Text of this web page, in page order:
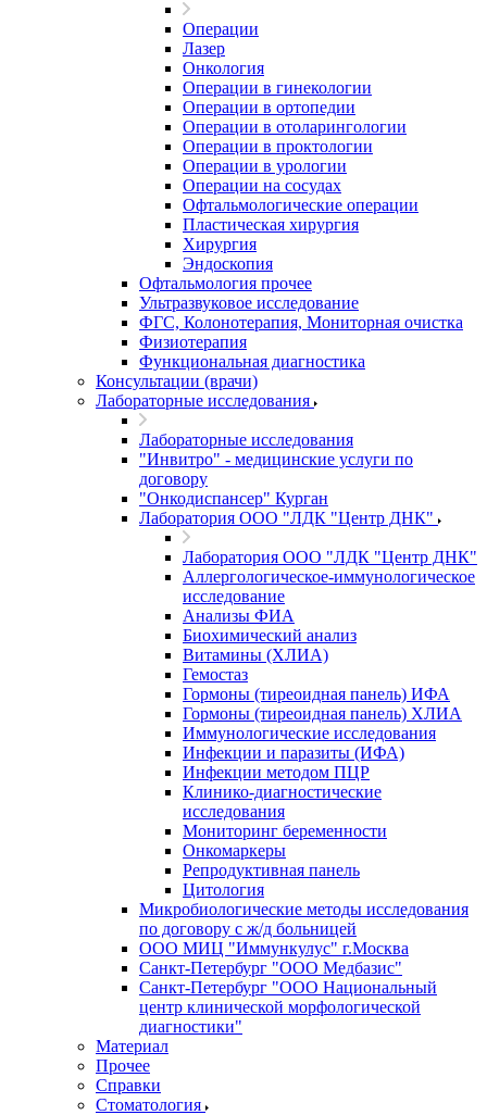
Операции
Лазер
Онкология
Операции в гинекологии
Операции в ортопедии
Операции в отоларингологии
Операции в проктологии
Операции в урологии
Операции на сосудах
Офтальмологические операции
Пластическая хирургия
Хирургия
Эндоскопия
Офтальмология прочее
Ультразвуковое исследование
ФГС, Колонотерапия, Мониторная очистка
Физиотерапия
Функциональная диагностика
Консультации (врачи)
Лабораторные исследования
Лабораторные исследования
"Инвитро" - медицинские услуги по
договору
"Онкодиспансер" Курган
Лаборатория ООО "ЛДК "Центр ДНК"
Лаборатория ООО "ЛДК "Центр ДНК"
Аллергологическое-иммунологическое
исследование
Анализы ФИА
Биохимический анализ
Витамины (ХЛИА)
Гемостаз
Гормоны (тиреоидная панель) ИФА
Гормоны (тиреоидная панель) ХЛИА
Иммунологические исследования
Инфекции и паразиты (ИФА)
Инфекции методом ПЦР
Клинико-диагностические
исследования
Мониторинг беременности
Онкомаркеры
Репродуктивная панель
Цитология
Микробиологические методы исследования
по договору с ж/д больницей
ООО МИЦ "Иммункулус" г.Москва
Санкт-Петербург "ООО Медбазис"
Санкт-Петербург "ООО Национальный
центр клинической морфологической
диагностики"
Материал
Прочее
Справки
Стоматология